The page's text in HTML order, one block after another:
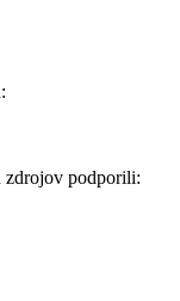
zdrojov podporili: